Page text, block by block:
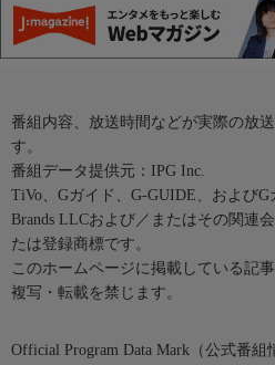
番組内容、放送時間などが実際の放
す。
番組データ提供元：IPG Inc.
TiVo、Gガイド、G-GUIDE、および
Brands LLCおよび／またはその関連
たは登録商標です。
このホームページに掲載している記
複写・転載を禁じます。
Official Program Data Mark（公式番組